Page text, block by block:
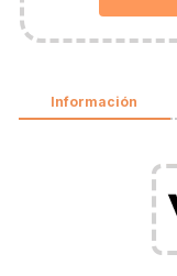
Información